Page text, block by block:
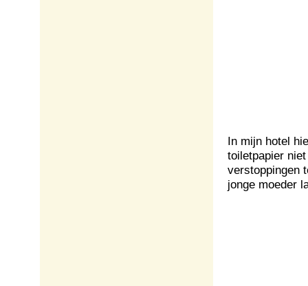
In mijn hotel
toiletpapier
verstoppingen
jonge moeder